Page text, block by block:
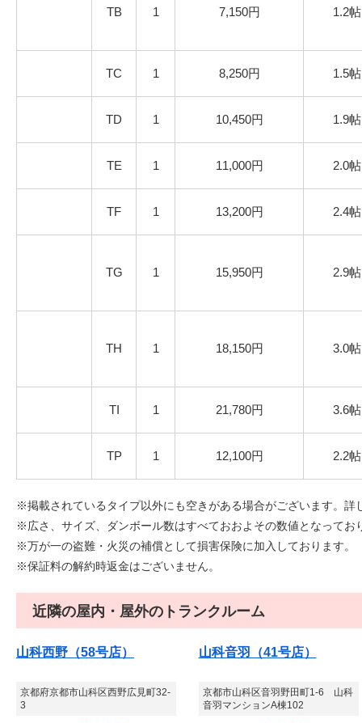
TB 1 7,150円 1.2帖
TC 1 8,250円 1.5帖
TD 1 10,450円 1.9帖
TE 1 11,000円 2.0帖
TF 1 13,200円 2.4帖
TG 1 15,950円 2.9帖
TH 1 18,150円 3.0帖
TI 1 21,780円 3.6帖
TP 1 12,100円 2.2帖
※掲載されているタイプ以外にも空きがある場合がございます。詳
※広さ、サイズ、ダンボール数はすべておおよその数値となって
※万が一の盗難・火災の補償として損害保険に加入しております。
※保証料の解約時返金はございません。
近隣の屋内・屋外のトランクルーム
山科西野（58号店）
京都府京都市山科区西野広見町32-
3
山科音羽（41号店）
京都市山科区音羽野田町1-6 山科
音羽マンションA棟102